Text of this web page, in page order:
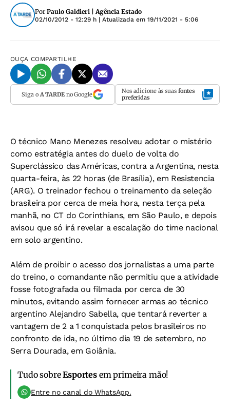
Por Paulo Galdieri | Agência Estado
02/10/2012 - 12:29 h | Atualizada em 19/11/2021 - 5:06
OUÇA COMPARTILHE
Siga o A TARDEno Google Nos adicione às suas fontes
preferidas
O técnico Mano Menezes resolveu adotar o mistério
como estratégia antes do duelo de volta do
Superclássico das Américas, contra a Argentina, nesta
quarta-feira, às 22 horas (de Brasília), em Resistencia
(ARG). O treinador fechou o treinamento da seleção
brasileira por cerca de meia hora, nesta terça pela
manhã, no CT do Corinthians, em São Paulo, e depois
avisou que só irá revelar a escalação do time nacional
em solo argentino.
Além de proibir o acesso dos jornalistas a uma parte
do treino, o comandante não permitiu que a atividade
fosse fotografada ou filmada por cerca de 30
minutos, evitando assim fornecer armas ao técnico
argentino Alejandro Sabella, que tentará reverter a
vantagem de 2 a 1 conquistada pelos brasileiros no
confronto de ida, no último dia 19 de setembro, no
Serra Dourada, em Goiânia.
Tudo sobreEsportesem primeira mão!
Entre no canal do WhatsApp.